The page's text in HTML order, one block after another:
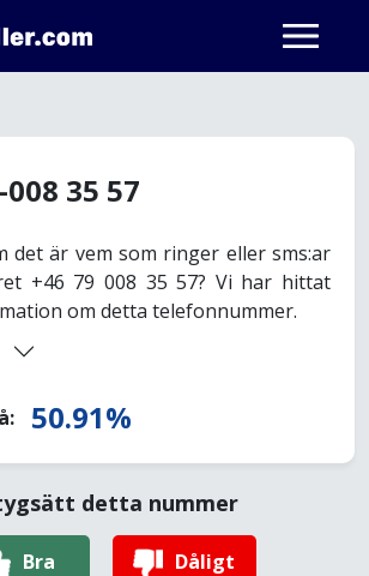
008 35 57
det är vem som ringer eller sms:ar
+46 79 008 35 57? Vi har hittat
om detta telefonnummer.
50.91%
detta nummer
Bra Dåligt